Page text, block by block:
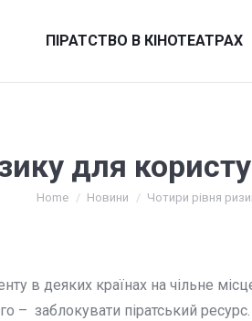
ПІРАТСТВО В КІНОТЕАТРАХ
для
You are here:
Home Новини Чотири рівня
в деяких країнах на чільне
– заблокувати піратський